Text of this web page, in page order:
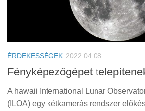
ÉRDEKESSÉGEK 2022.04.08
Fényképezőgépet
A hawaii International Lunar
(ILOA) egy kétkamerás rendszer